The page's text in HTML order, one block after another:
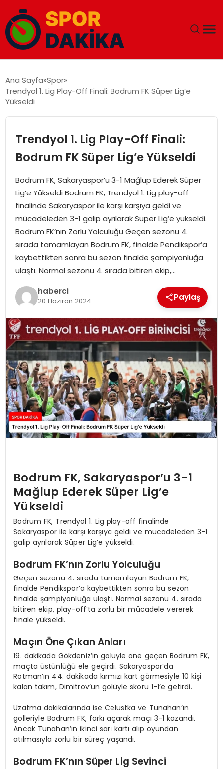
GÜNDEM
EKONOMI
MAGAZIN
SAĞLIK
SIYASET
SPOR
TEKNOLOJI
YAŞAM
Ana Sayfa Spor
Trendyol 1. Lig Play-Off Finali: Bodrum FK Süper Lig’e
Yükseldi
Trendyol 1. Lig Play-Off Finali:
Bodrum FK Süper Lig’e Yükseldi
Bodrum FK, Sakaryaspor’u 3-1 Mağlup Ederek Süper
Lig’e Yükseldi Bodrum FK, Trendyol 1. Lig play-off
finalinde Sakaryaspor ile karşı karşıya geldi ve
mücadeleden 3-1 galip ayrılarak Süper Lig’e yükseldi.
Bodrum FK’nın Zorlu Yolculuğu Geçen sezonu 4.
sırada tamamlayan Bodrum FK, finalde Pendikspor’a
kaybettikten sonra bu sezon finalde şampiyonluğa
ulaştı. Normal sezonu 4. sırada bitiren ekip,…
haberci
20 Haziran 2024 Paylaş
Bodrum FK, Sakaryaspor’u 3-1
Mağlup Ederek Süper Lig’e
Yükseldi
Bodrum FK, Trendyol 1. Lig play-off finalinde
Sakaryaspor ile karşı karşıya geldi ve mücadeleden 3-1
galip ayrılarak Süper Lig’e yükseldi.
Bodrum FK’nın Zorlu Yolculuğu
Geçen sezonu 4. sırada tamamlayan Bodrum FK,
finalde Pendikspor’a kaybettikten sonra bu sezon
finalde şampiyonluğa ulaştı. Normal sezonu 4. sırada
bitiren ekip, play-off’ta zorlu bir mücadele vererek
finale yükseldi.
Maçın Öne Çıkan Anları
19. dakikada Gökdeniz’in golüyle öne geçen Bodrum FK,
maçta üstünlüğü ele geçirdi. Sakaryaspor’da
Rotman’ın 44. dakikada kırmızı kart görmesiyle 10 kişi
kalan takım, Dimitrov’un golüyle skoru 1-1’e getirdi.
Uzatma dakikalarında ise Celustka ve Tunahan’ın
golleriyle Bodrum FK, farkı açarak maçı 3-1 kazandı.
Ancak Tunahan’ın ikinci sarı kartı alıp oyundan
atılmasıyla zorlu bir süreç yaşandı.
Bodrum FK’nın Süper Lig Sevinci